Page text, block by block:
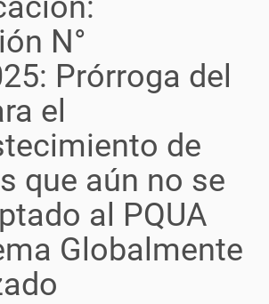
N°
Prórroga del
el
de
que aún no se
al PQUA
Globalmente